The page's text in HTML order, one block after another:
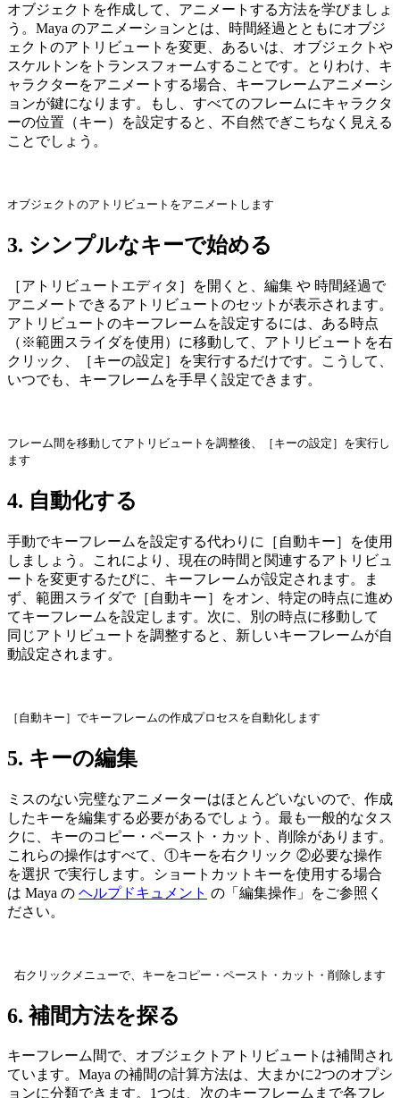
オブジェクトを作成して、アニメートする方法を学びましょ
う。Maya のアニメーションとは、時間経過とともにオブジ
ェクトのアトリビュートを変更、あるいは、オブジェクトや
スケルトンをトランスフォームすることです。とりわけ、キ
ャラクターをアニメートする場合、キーフレームアニメーシ
ョンが鍵になります。もし、すべてのフレームにキャラクタ
ーの位置（キー）を設定すると、不自然でぎこちなく見える
ことでしょう。
オブジェクトのアトリビュートをアニメートします
3. シンプルなキーで始める
［アトリビュートエディタ］を開くと、編集 や 時間経過で
アニメートできるアトリビュートのセットが表示されます。
アトリビュートのキーフレームを設定するには、ある時点
（※範囲スライダを使用）に移動して、アトリビュートを右
クリック、［キーの設定］を実行するだけです。こうして、
いつでも、キーフレームを手早く設定できます。
フレーム間を移動してアトリビュートを調整後、［キーの設定］を実行し
ます
4. 自動化する
手動でキーフレームを設定する代わりに［自動キー］を使用
しましょう。これにより、現在の時間と関連するアトリビュ
ートを変更するたびに、キーフレームが設定されます。ま
ず、範囲スライダで［自動キー］をオン、特定の時点に進め
てキーフレームを設定します。次に、別の時点に移動して
同じアトリビュートを調整すると、新しいキーフレームが自
動設定されます。
［自動キー］でキーフレームの作成プロセスを自動化します
5. キーの編集
ミスのない完璧なアニメーターはほとんどいないので、作成
したキーを編集する必要があるでしょう。最も一般的なタス
クに、キーのコピー・ペースト・カット、削除があります。
これらの操作はすべて、①キーを右クリック ②必要な操作
を選択 で実行します。ショートカットキーを使用する場合
は Maya の ヘルプドキュメント の「編集操作」をご参照く
ださい。
右クリックメニューで、キーをコピー・ペースト・カット・削除します
6. 補間方法を探る
キーフレーム間で、オブジェクトアトリビュートは補間され
ています。Maya の補間の計算方法は、大まかに2つのオプシ
ョンに分類できます。1つは、次のキーフレームまで各フレ